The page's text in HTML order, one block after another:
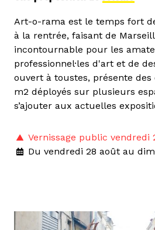
Art-o-rama est le temps fort
à la rentrée, faisant de
incontournable pour les
professionnel·les d'art et de
ouvert à toustes, présente
m2 déployés sur plusieurs
s’ajouter aux actuelles
Vernissage public vendredi
Du vendredi 28 août au